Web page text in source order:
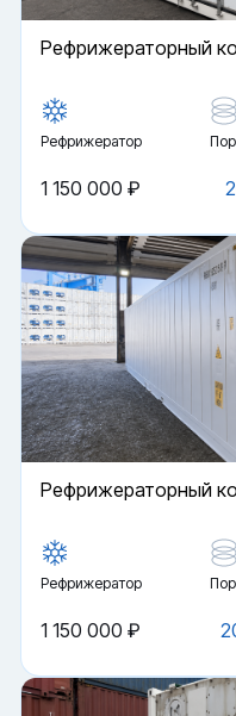
Рефрижераторный
Рефрижератор
1 150 000 ₽
Рефрижераторный
Рефрижератор
1 150 000 ₽